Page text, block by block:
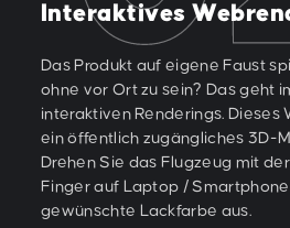
Interaktives
Das Produkt auf eigene Faust
ohne vor Ort zu sein? Das geht
interaktiven Renderings. Dieses
ein öffentlich zugängliches 3D-
Drehen Sie das Flugzeug mit
Finger auf Laptop /
gewünschte Lackfarbe aus.